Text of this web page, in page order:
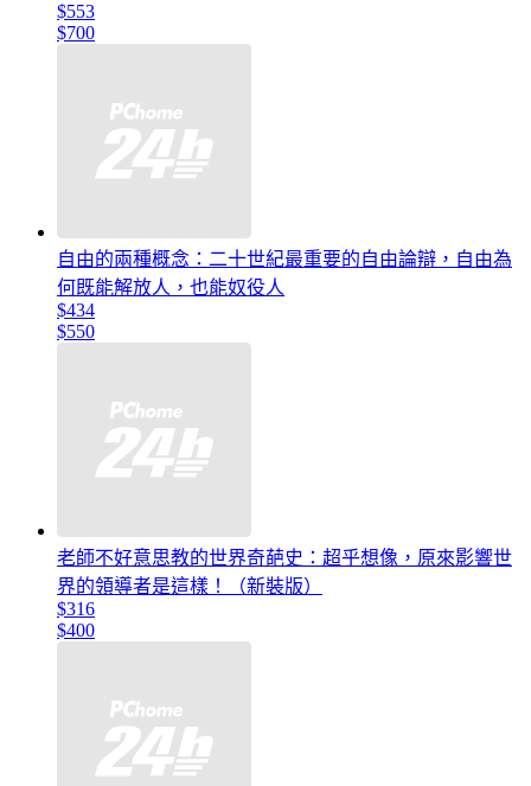
$553
$700
自由的兩種概念：二十世紀最重要的自由論辯，自由為
何既能解放人，也能奴役人
$434
$550
老師不好意思教的世界奇葩史：超乎想像，原來影響世
界的領導者是這樣！（新裝版）
$316
$400